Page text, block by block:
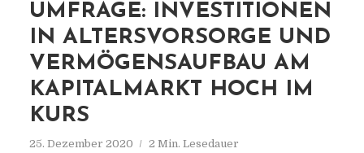
UMFRAGE: INVESTITIONEN
IN ALTERSVORSORGE UND
VERMÖGENSAUFBAU AM
KAPITALMARKT HOCH IM
KURS
25. Dezember 2020 2 Min. Lesedauer